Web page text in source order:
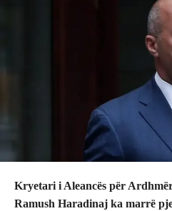
Kryetari i Aleancës për
Ramush Haradinaj ka marrë